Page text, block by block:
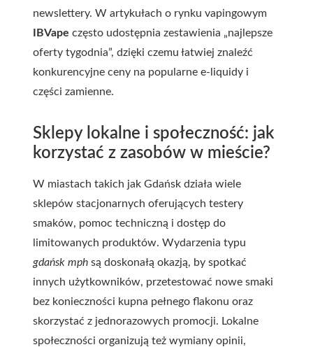
newslettery. W artykułach o rynku vapingowym
IBVape często udostępnia zestawienia „najlepsze
oferty tygodnia”, dzięki czemu łatwiej znaleźć
konkurencyjne ceny na popularne e-liquidy i
części zamienne.
Sklepy lokalne i społeczność: jak
korzystać z zasobów w mieście?
W miastach takich jak Gdańsk działa wiele
sklepów stacjonarnych oferujących testery
smaków, pomoc techniczną i dostęp do
limitowanych produktów. Wydarzenia typu
gdańsk mph są doskonałą okazją, by spotkać
innych użytkowników, przetestować nowe smaki
bez konieczności kupna pełnego flakonu oraz
skorzystać z jednorazowych promocji. Lokalne
społeczności organizują też wymiany opinii,